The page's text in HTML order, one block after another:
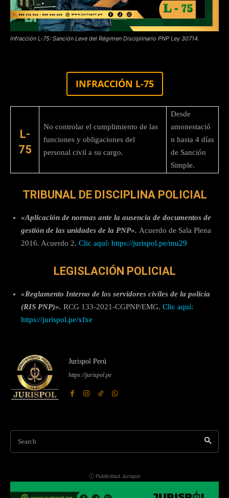
Infracción L-75: Sanción Leve del Régimen Disciplinario PNP Ley 30714.
INFRACCIÓN L-75
L-
75
No controlar el cumplimiento de las
funciones y obligaciones del
personal civil a su cargo.
Desde
amonestació
n hasta 4 días
de Sanción
Simple.
TRIBUNAL DE DISCIPLINA POLICIAL
«Aplicación de normas ante la ausencia de documentos de
gestión de las unidades de la PNP». Acuerdo de Sala Plena
2016. Acuerdo 2. Clic aquí: https://jurispol.pe/mu29
LEGISLACIÓN POLICIAL
«Reglamento Interno de los servidores civiles de la policía
(RIS PNP)». RCG 133-2021-CGPNP/EMG. Clic aquí:
https://jurispol.pe/xfxe
Jurispol Perú
https://jurispol.pe
Search
ⓘ Publicidad Jurispol